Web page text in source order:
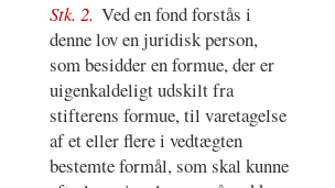
Stk. 2. Ved en fond forstås i
denne lov en juridisk person,
som besidder en formue, der er
uigenkaldeligt udskilt fra
stifterens formue, til varetagelse
af et eller flere i vedtægten
bestemte formål, som skal kunne